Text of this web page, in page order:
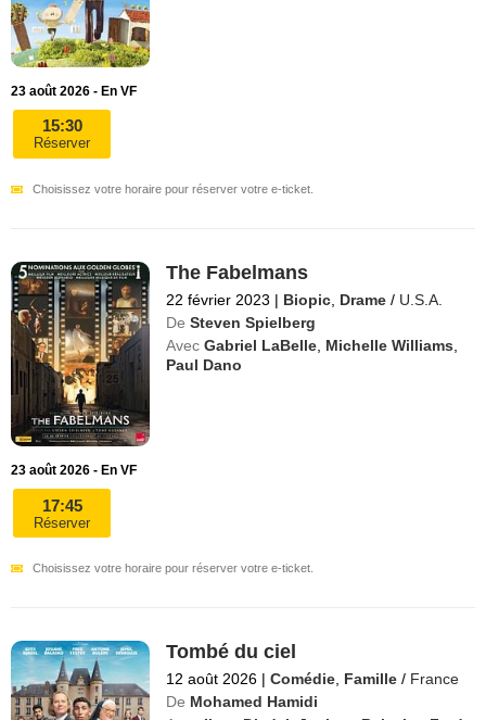
23 août 2026 - En VF
15:30
Réserver
Choisissez votre horaire pour réserver votre e-ticket.
The Fabelmans
22 février 2023 | Biopic Drame / U.S.A.
De Steven Spielberg
Avec Gabriel LaBelle Michelle Williams
Paul Dano
23 août 2026 - En VF
17:45
Réserver
Choisissez votre horaire pour réserver votre e-ticket.
Tombé du ciel
12 août 2026 | Comédie Famille / France
De Mohamed Hamidi